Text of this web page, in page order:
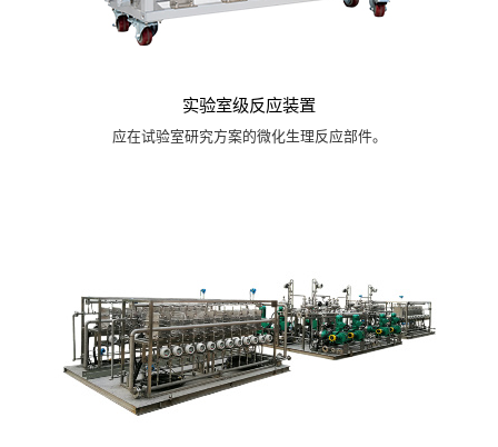
实验室级反应装置
应在试验室研究方案的微化生理反应部件。